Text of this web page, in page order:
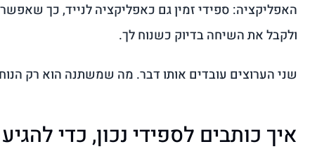
האפליקציה: ספידי זמין גם כאפליקציה לנייד, כך
ולקבל את השיחה בדיוק כשנוח לך.
שני הערוצים עובדים אותו דבר. מה שמשתנה הוא רק
איך כותבים לספידי נכון, כדי